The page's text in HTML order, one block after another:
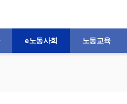
e노동사회 노동교육